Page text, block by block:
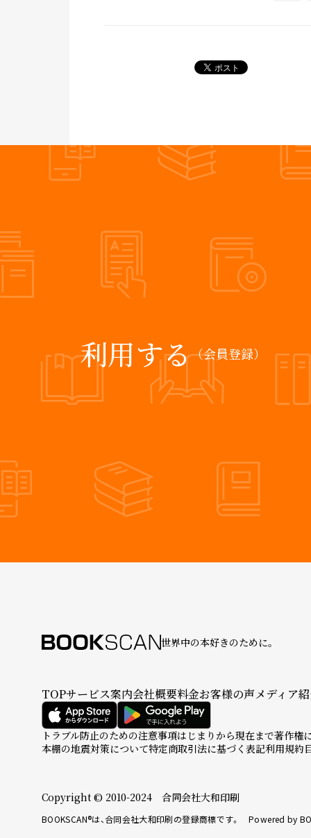
利用する（会員登録）
世界中の本好きのために。
TOPサービス案内会社概要料金お客様の声メディア
トラブル防止のための注意事項はじまりから現在まで著作権
本棚の地震対策について特定商取引法に基づく表記利用規約
Copyright © 2010-2024 合同会社大和印刷
BOOKSCAN®は、合同会社大和印刷の登録商標です。 Powered by